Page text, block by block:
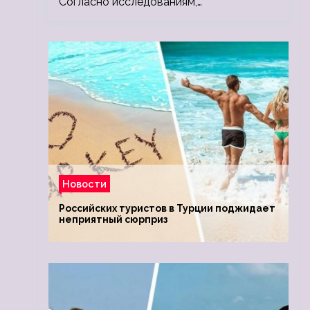
Новости
Российских туристов в Турции поджидает
неприятный сюрприз